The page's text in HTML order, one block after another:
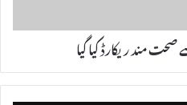
مند ریکارڈ کیا گیا